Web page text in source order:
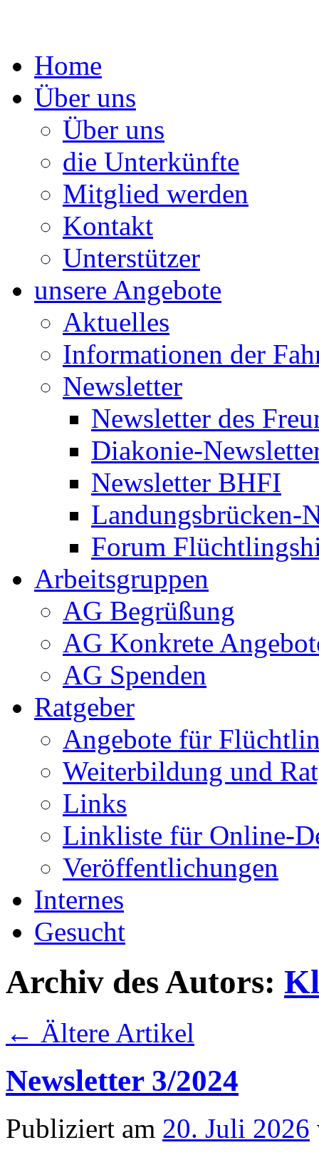
Springe
zum
Home
Über uns
Über uns
die Unterkünfte
Mitglied werden
Kontakt
Unterstützer
unsere Angebote
Aktuelles
Informationen der
Newsletter
Newsletter des
Diakonie-
Newsletter BHFI
Landungsbrücken-
Forum
Arbeitsgruppen
AG Begrüßung
AG Konkrete
AG Spenden
Ratgeber
Angebote für
Weiterbildung und
Links
Linkliste für Online-
Veröffentlichungen
Internes
Gesucht
Archiv des Autors:
← Ältere Artikel
Newsletter 3/2024
Publiziert am 20. Juli 2026